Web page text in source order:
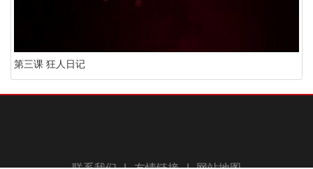
第三课 狂人日记